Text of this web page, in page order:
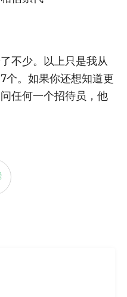
不少。以上只是我从
个。如果你还想知道更
任何一个招待员，他